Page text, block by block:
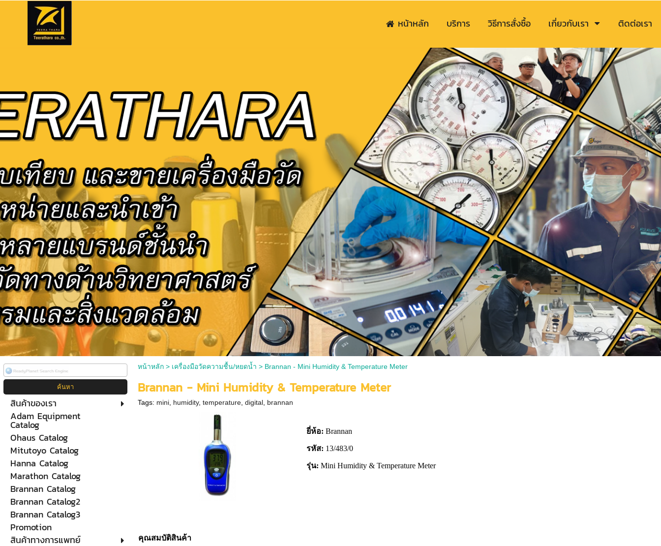
หน้าหลัก บริการ วิธีการสั่งซื้อ เกี่ยวกับเรา ติดต่อเรา
สินค้าของเรา
Adam Equipment
Catalog
Ohaus Catalog
Mitutoyo Catalog
Hanna Catalog
Marathon Catalog
Brannan Catalog
Brannan Catalog2
Brannan Catalog3
Promotion
สินค้าทางการแพทย์
หน้าหลัก> เครื่องมือวัดความชื้น/หยดน้ำ > Brannan - Mini Humidity & Temperature Meter
Brannan - Mini Humidity & Temperature Meter
Tags: mini humidity,temperature ,digital brannan
ยี่ห้อ: Brannan
รหัส: 13/483/0
รุ่น: Mini Humidity & Temperature Meter
คุณสมบัติสินค้า